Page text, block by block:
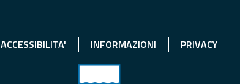
ACCESSIBILITA' INFORMAZIONI PRIVACY